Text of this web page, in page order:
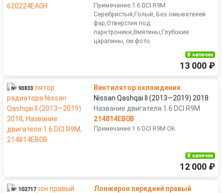
Примечание:1.6 DCI R9M
Серебристый,Голый, Без омывателей
фар,Отверстия под
парктроники,Вмятины,Глубокие
царапины, см.фото
В наличии
13 000 ₽
№ 93833
Вентилятор охлаждения
Nissan Qashqai II (2013—2019) 2018
Название двигателя 1.6 DCI R9M
214814EB0B
Примечание:1.6 DCI R9M Ok.
В наличии
12 000 ₽
№ 102717
Лонжерон передний правый